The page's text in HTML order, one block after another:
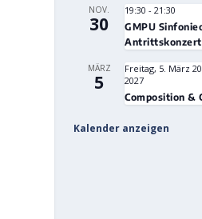
NOV.
30
19:30 -21:30
GMPU
Antrittskonzert
MÄRZ
5
Freitag, 5. März
2027
Composition &
Kalender anzeigen